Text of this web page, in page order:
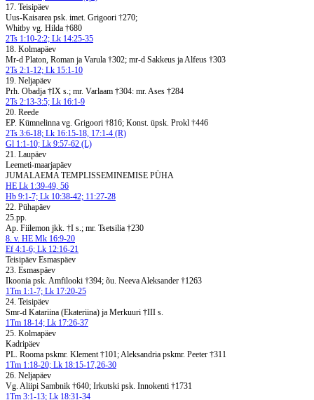
17. Teisipäev
Uus-Kaisarea psk. imet. Grigoori †270;
Whitby vg. Hilda †680
2Ts 1:10-2:2; Lk 14:25-35
18. Kolmapäev
Mr-d Platon, Roman ja Varula †302; mr-d Sakkeus ja Alfeus †303
2Ts 2:1-12; Lk 15:1-10
19. Neljapäev
Prh. Obadja †IX s.; mr. Varlaam †304: mr. Ases †284
2Ts 2:13-3:5; Lk 16:1-9
20. Reede
EP. Kümnelinna vg. Grigoori †816; Konst. üpsk. Prokl †446
2Ts 3:6-18; Lk 16:15-18, 17:1-4 (R)
Gl 1:1-10; Lk 9:57-62 (L)
21. Laupäev
Leemeti-maarjapäev
JUMALAEMA TEMPLISSEMINEMISE PÜHA
HE Lk 1:39-49, 56
Hb 9:1-7; Lk 10:38-42; 11:27-28
22. Pühapäev
25.pp.
Ap. Fiilemon jkk. †I s.; mr. Tsetsilia †230
8. v. HE Mk 16:9-20
Ef 4:1-6; Lk 12:16-21
Teisipäev Esmaspäev
23. Esmaspäev
Ikoonia psk. Amfilooki †394; õu. Neeva Aleksander †1263
1Tm 1:1-7; Lk 17:20-25
24. Teisipäev
Smr-d Katariina (Ekateriina) ja Merkuuri †III s.
1Tm 18-14; Lk 17:26-37
25. Kolmapäev
Kadripäev
PL. Rooma pskmr. Klement †101; Aleksandria pskmr. Peeter †311
1Tm 1:18-20; Lk 18:15-17,26-30
26. Neljapäev
Vg. Aliipi Sambnik †640; Irkutski psk. Innokenti †1731
1Tm 3:1-13; Lk 18:31-34